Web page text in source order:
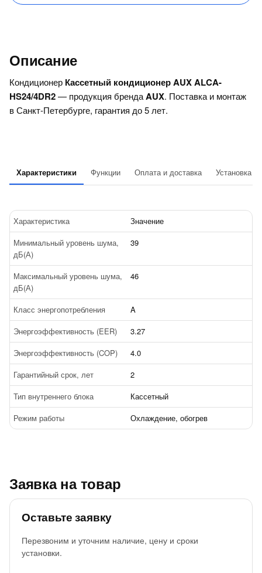
Описание
Кондиционер Кассетный кондиционер AUX ALCA-
HS24/4DR2— продукция брендаAUX. Поставка и монтаж
в Санкт-Петербурге, гарантия до 5 лет.
Характеристики Функции Оплата и доставка Установка
Характеристика
Значение
Минимальный уровень шума,
дБ(А)
39
Максимальный уровень шума,
дБ(А)
46
Класс энергопотребления
A
Энергоэффективность (EER)
3.27
Энергоэффективность (COP)
4.0
Гарантийный срок, лет
2
Тип внутреннего блока
Кассетный
Режим работы
Охлаждение, обогрев
Заявка на товар
Оставьте заявку
Перезвоним и уточним наличие, цену и сроки
установки.